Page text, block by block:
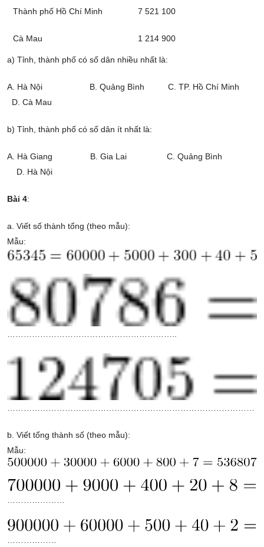
Thành phố Hồ Chí Minh 7 521 100
Cà Mau 1 214 900
a) Tỉnh, thành phố có số dân nhiều nhất là:
A. Hà Nội B. Quảng Bình C. TP. Hồ Chí Minh
D. Cà Mau
b) Tỉnh, thành phố có số dân ít nhất là:
A. Hà Giang B. Gia Lai C. Quảng Bình
D. Hà Nội
Bài 4:
a. Viết số thành tổng (theo mẫu):
Mẫu:
b. Viết tổng thành số (theo mẫu):
Mẫu:
…………………